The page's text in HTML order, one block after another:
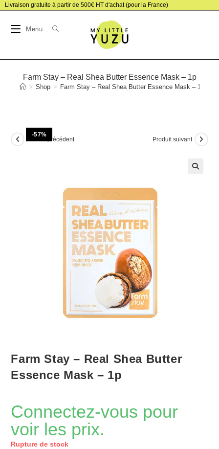
Skip
content
Livraison gratuite à partir de 500€ HT d'achat (pour la France)
Menu
Farm Stay – Real Shea Butter Essence Mask – 1p
> Shop > Farm Stay – Real Shea Butter Essence Mask – 1p
-57%
Produit précédent Produit suivant
Farm Stay – Real Shea Butter
Essence Mask – 1p
Connectez-vous pour
voir les prix.
Rupture de stock